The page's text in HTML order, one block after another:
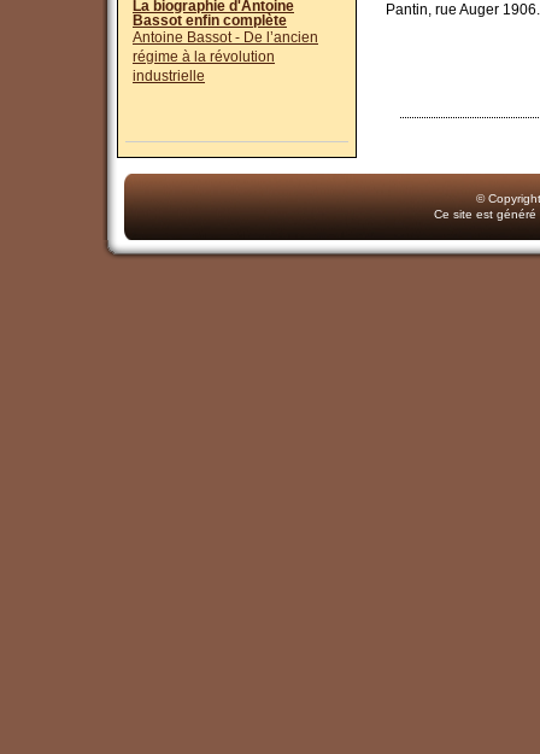
La biographie d'Antoine
Bassot enfin complète
Antoine Bassot - De l’ancien
régime à la révolution
industrielle
Pantin, rue Auger
©
Ce site est